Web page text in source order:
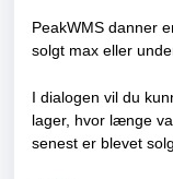
PeakWMS danner
solgt max eller
I dialogen vil du
lager, hvor længe
senest er blevet